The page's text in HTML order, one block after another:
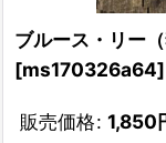
ブルース・リー
[ms170326a64]
販売価格: 1,850